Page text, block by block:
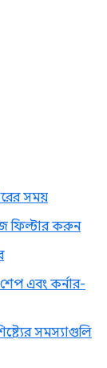
সময়
ফিল্টার করুন
এবং কর্নার-
সমস্যাগুলি